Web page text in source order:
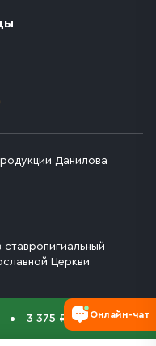
3 375 ₽
Данилова
ставропигиальный
Церкви
Онлайн-чат